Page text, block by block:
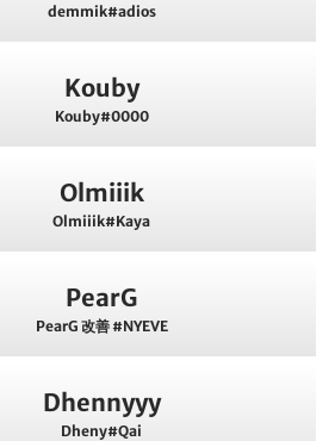
demmik#adios
Kouby
Kouby#0000
Olmiiik
Olmiiik#Kaya
PearG
PearG 改善 #NYEVE
Dhennyyy
Dheny#Qai